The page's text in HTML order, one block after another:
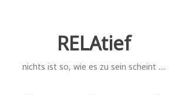
RELAtief
nichts ist so, wie es zu sein scheint ....